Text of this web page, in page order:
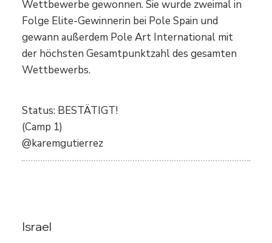
Wettbewerbe gewonnen. Sie wurde zweimal in
Folge Elite-Gewinnerin bei Pole Spain und
gewann außerdem Pole Art International mit
der höchsten Gesamtpunktzahl des gesamten
Wettbewerbs.
Status: BESTÄTIGT!
(Camp 1)
@karemgutierrez
Israel